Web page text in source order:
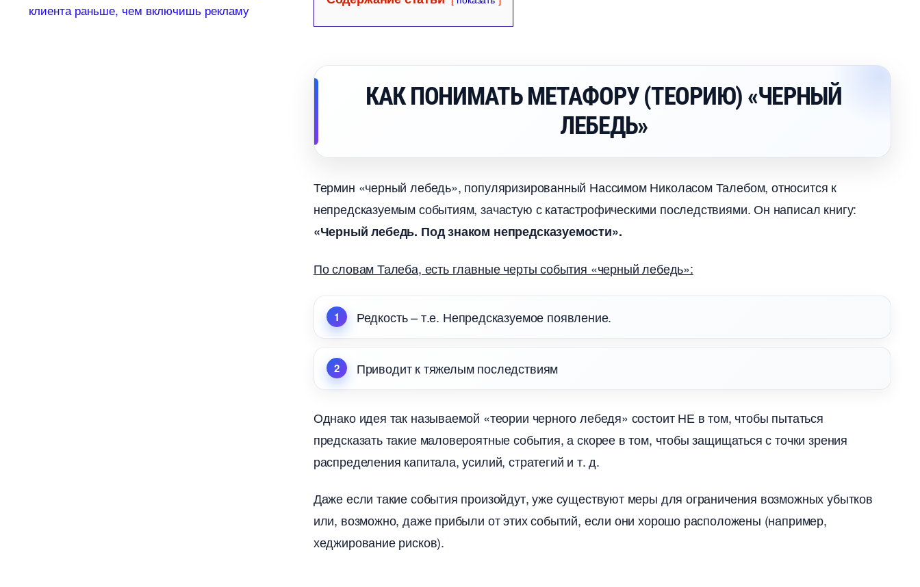
КАК ПОНИМАТЬ МЕТАФОРУ (ТЕОРИЮ) «ЧЕРНЫЙ
ЛЕБЕДЬ»
Термин «черный лебедь», популяризированный Нассимом Николасом Талебом, относится к
непредсказуемым событиям, зачастую с катастрофическими последствиями. Он написал книгу:
«Черный лебедь. Под знаком непредсказуемости».
По словам Талеба, есть главные черты события «черный лебедь»:
Редкость – т.е. Непредсказуемое появление.
Приводит к тяжелым последствиям
Однако идея так называемой «теории черного лебедя» состоит НЕ в том, чтобы пытаться
предсказать такие маловероятные события, а скорее в том, чтобы защищаться с точки зрения
распределения капитала, усилий, стратегий и т. д.
Даже если такие события произойдут, уже существуют меры для ограничения возможных убытко
или, возможно, даже прибыли от этих событий, если они хорошо расположены (например,
хеджирование рисков).
клиента раньше, чем включишь рекламу